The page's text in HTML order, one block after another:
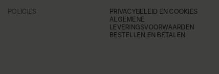
POLICIES
PRIVACYBELEID EN COOKIES
ALGEMENE
LEVERINGSVOORWAARDEN
BESTELLEN EN BETALEN